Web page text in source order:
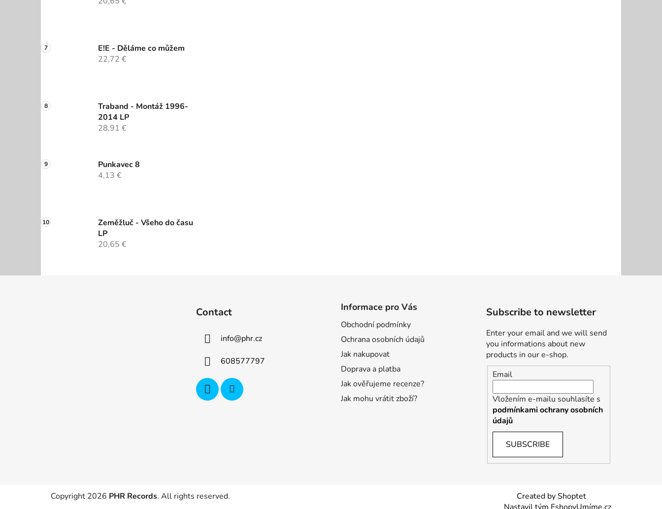
E!E - Děláme co můžem
22,72 €
Traband - Montáž 1996-
2014 LP
28,91 €
Punkavec 8
4,13 €
Zeměžluč - Všeho do času
LP
20,65 €
Contact
info@phr.cz
608577797
Informace pro Vás
Obchodní podmínky
Ochrana osobních údajů
Jak nakupovat
Doprava a platba
Jak ověřujeme recenze?
Jak mohu vrátit zboží?
Subscribe to newsletter
Enter your email and we will send
you informations about new
products in our e-shop.
Email
Vložením e-mailu souhlasíte s
podmínkami ochrany osobních
údajů
SUBSCRIBE
Created by Shoptet
Copyright 2026 PHR Records. All rights reserved.